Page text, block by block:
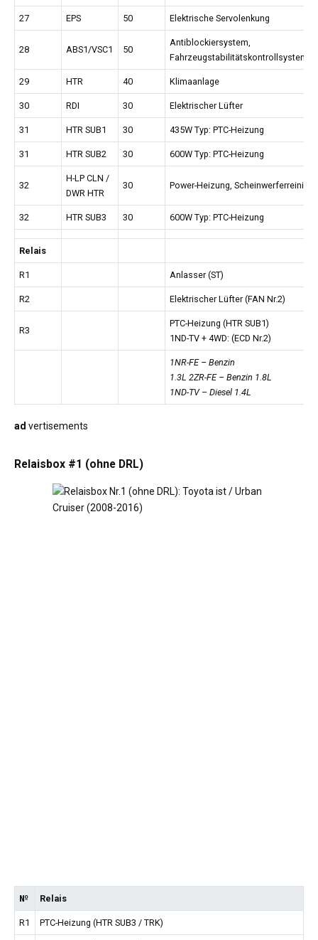
27 EPS 50 Elektrische Servolenkung
28 ABS1/VSC1 50
Antiblockiersystem,
Fahrzeugstabilitätskontrollsystem
29 HTR 40 Klimaanlage
30 RDI 30 Elektrischer Lüfter
31 HTR SUB1 30 435W Typ: PTC-Heizung
31 HTR SUB2 30 600W Typ: PTC-Heizung
32
H-LP CLN /
DWR HTR
30 Power-Heizung, Scheinwerferreiniger
32 HTR SUB3 30 600W Typ: PTC-Heizung
Relais
R1 Anlasser (ST)
R2 Elektrischer Lüfter (FAN Nr.2)
R3
PTC-Heizung (HTR SUB1)
1ND-TV + 4WD: (ECD Nr.2)
1NR-FE – Benzin
1.3L 2ZR-FE – Benzin 1.8L
1ND-TV – Diesel 1.4L
ad vertisements
Relaisbox #1 (ohne DRL)
№ Relais
R1 PTC-Heizung (HTR SUB3 / TRK)